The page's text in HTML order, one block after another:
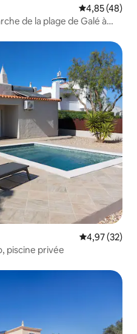
Évaluation
4,85 (48)
de la plage de Galé à
Évaluation
4,97 (32)
piscine privée